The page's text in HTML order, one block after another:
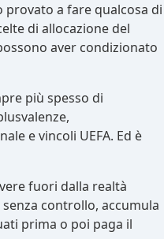
a fare qualcosa di
di allocazione del
aver condizionato
più spesso di
e vincoli UEFA. Ed è
fuori dalla realtà
controllo, accumula
prima o poi paga il